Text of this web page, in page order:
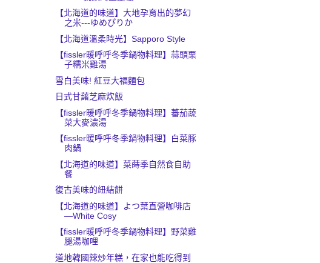
【北海道的味道】大地孕育出的夢幻
之米---ゆめぴりか
【北海道溫柔時光】Sapporo Style
【fissler暖呼呼冬季鍋物料理】蒜頭栗
子糯米雞湯
雪白美味! 紅豆大福麵包
日式甘藷芝麻炊飯
【fissler暖呼呼冬季鍋物料理】蕃茄蔬
菜大麥濃湯
【fissler暖呼呼冬季鍋物料理】白菜豚
肉鍋
【北海道的味道】菜蒔季自然食自助
餐
復古美味的紐結餅
【北海道的味道】よつ葉直營咖啡店
—White Cosy
【fissler暖呼呼冬季鍋物料理】野菜雞
腿湯咖哩
道地韓國辣炒年糕，在家也能吃得到